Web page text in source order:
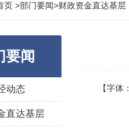
页 >部门要闻>财政资金直达基层
要闻
动态
直达基层
【字体：